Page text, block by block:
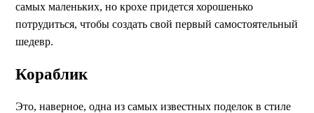
самых маленьких, но крохе придется хорошенько
потрудиться, чтобы создать свой первый самостоятельный
шедевр.
Кораблик
Это, наверное, одна из самых известных поделок в стиле